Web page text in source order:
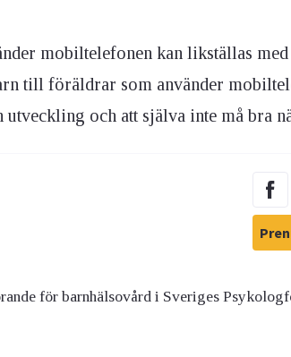
mobiltelefonen kan likställas
till föräldrar som använder
utveckling och att själva inte må bra
för barnhälsovård i Sveriges